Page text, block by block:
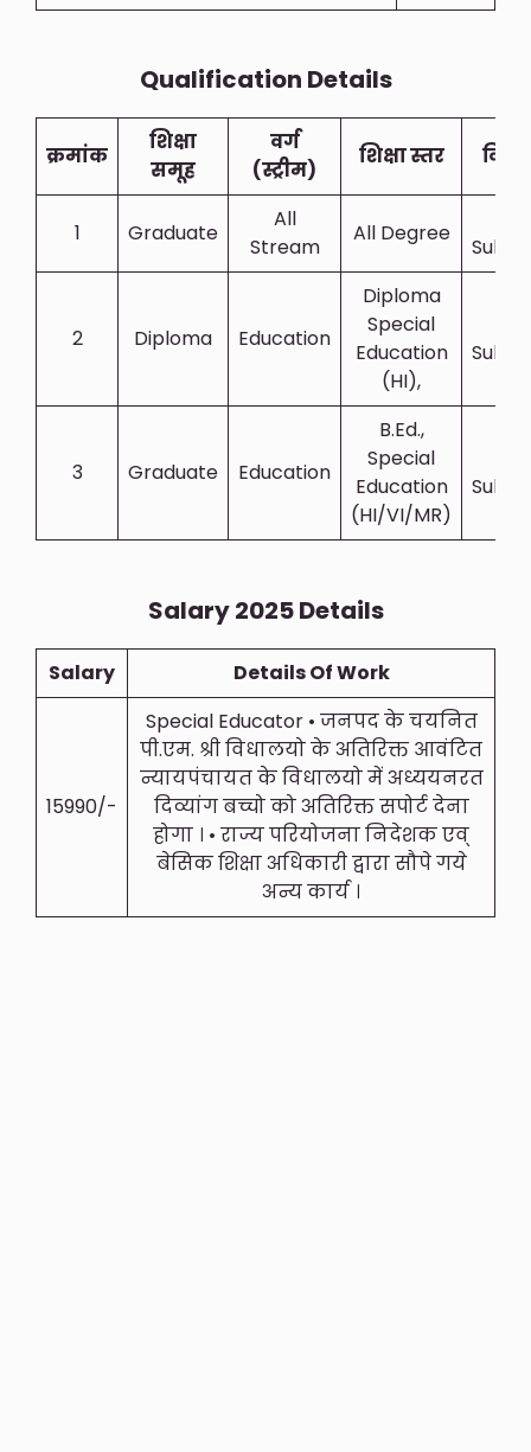
Qualification Details
क्रमांक
शिक्षा
समूह
वर्ग
(स्ट्रीम)
शिक्षा स्तर विषय
1 Graduate
All
Stream
All Degree
2 Diploma Education
Diploma
Special
Education
(HI),
3 Graduate Education
B.Ed.,
Special
Education
(HI/VI/MR)
Salary 2025 Details
Salary Details Of Work
15990/-
Special Educator • जनपद के चयनित
पी.एम. श्री विधालयो के अतिरिक्त आवंटित
न्यायपंचायत के विधालयो में अध्ययनरत
दिव्यांग बच्चो को अतिरिक्त सपोर्ट देना
होगा । • राज्य परियोजना निदेशक एव्
बेसिक शिक्षा अधिकारी द्वारा सौपे गये
अन्य कार्य ।